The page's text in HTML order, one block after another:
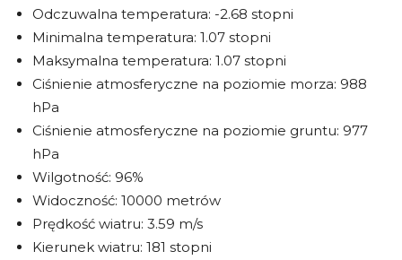
Odczuwalna temperatura: -2.68 stopni
Minimalna temperatura: 1.07 stopni
Maksymalna temperatura: 1.07 stopni
Ciśnienie atmosferyczne na poziomie morza: 988
hPa
Ciśnienie atmosferyczne na poziomie gruntu: 977
hPa
Wilgotność: 96%
Widoczność: 10000 metrów
Prędkość wiatru: 3.59 m/s
Kierunek wiatru: 181 stopni